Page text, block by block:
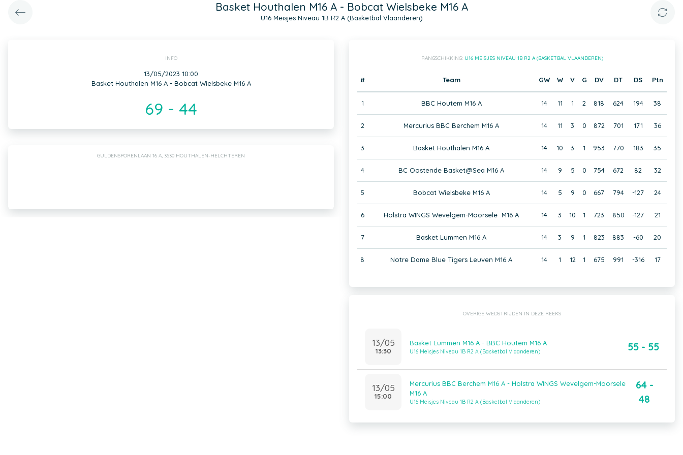
Basket Houthalen M16 A - Bobcat Wielsbeke M16 A
U16 Meisjes Niveau 1B R2 A (Basketbal Vlaanderen)
INFO
13/05/2023 10:00
Basket Houthalen M16 A - Bobcat Wielsbeke M16 A
69 - 44
GULDENSPORENLAAN 16 A, 3530 HOUTHALEN-HELCHTEREN
RANGSCHIKKING: U16 MEISJES NIVEAU 1B R2 A (BASKETBAL VLAANDEREN)
# Team GW W V G DV DT DS Ptn
1 BBC Houtem M16 A 14 11 1 2 818 624 194 38
2 Mercurius BBC Berchem M16 A 14 11 3 0 872 701 171 36
3 Basket Houthalen M16 A 14 10 3 1 953 770 183 35
4 BC Oostende Basket@Sea M16 A 14 9 5 0 754 672 82 32
5 Bobcat Wielsbeke M16 A 14 5 9 0 667 794 -127 24
6 Holstra WINGS Wevelgem-Moorsele M16 A 14 3 10 1 723 850 -127 21
7 Basket Lummen M16 A 14 3 9 1 823 883 -60 20
8 Notre Dame Blue Tigers Leuven M16 A 14 1 12 1 675 991 -316 17
OVERIGE WEDSTRIJDEN IN DEZE REEKS
13/05
13:30
Basket Lummen M16 A - BBC Houtem M16 A
U16 Meisjes Niveau 1B R2 A (Basketbal Vlaanderen) 55 - 55
13/05
15:00
Mercurius BBC Berchem M16 A - Holstra WINGS Wevelgem-Moorsele
M16 A
U16 Meisjes Niveau 1B R2 A (Basketbal Vlaanderen)
64 -
48